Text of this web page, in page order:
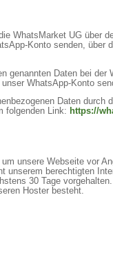
WhatsMarket UG über
Konto senden,
genannten Daten bei
WhatsApp-Konto
Daten
folgenden Link: https://
unsere Webseite vor
unserem berechtigten
30 Tage
Hoster besteht.